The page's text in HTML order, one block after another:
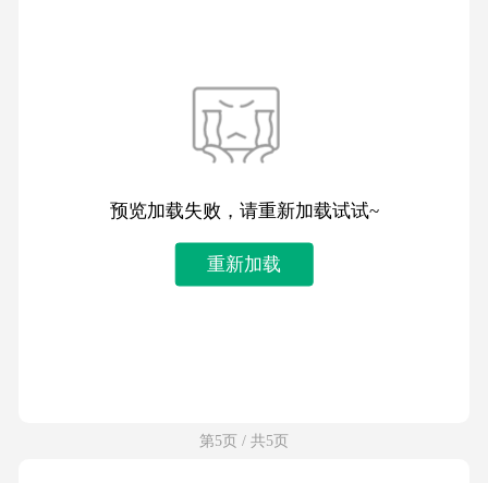
预览加载失败，请重新加载试试~
重新加载
第5页 / 共5页